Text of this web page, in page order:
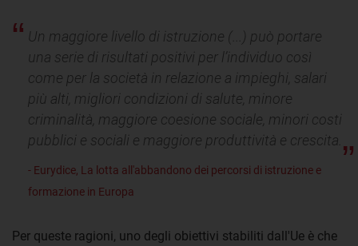
Un maggiore livello di istruzione (...) può portare
una serie di risultati positivi per l’individuo così
come per la società in relazione a impieghi, salari
più alti, migliori condizioni di salute, minore
criminalità, maggiore coesione sociale, minori costi
pubblici e sociali e maggiore produttività e crescita.
- Eurydice, La lotta all'abbandono dei percorsi di istruzione e
formazione in Europa
Per queste ragioni, uno degli obiettivi stabiliti dall'Ue è che